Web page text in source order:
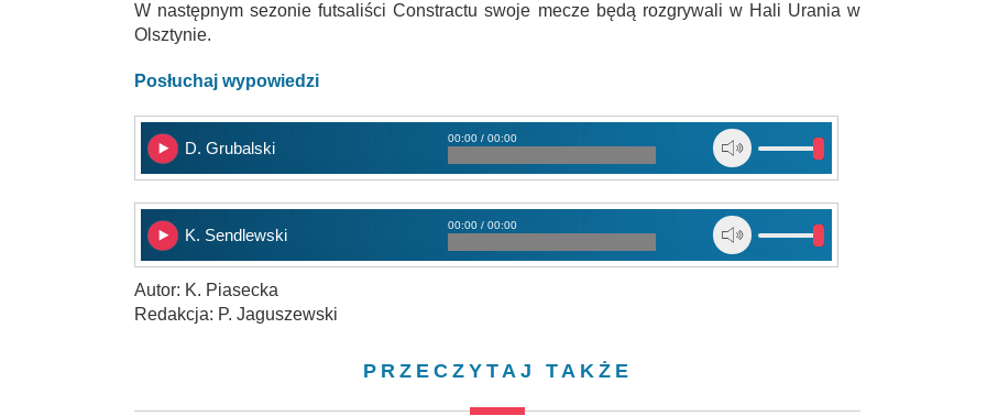
W następnym sezonie futsaliści Constractu swoje mecze będą rozgrywali w Hali Urania w
Olsztynie.
Posłuchaj wypowiedzi
D. Grubalski
00:00 / 00:00
K. Sendlewski
00:00 / 00:00
Autor: K. Piasecka
Redakcja: P. Jaguszewski
PRZECZYTAJ TAKŻE